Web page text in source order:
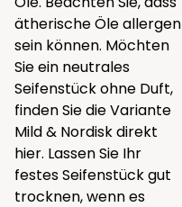
ätherische Öle allergen
sein können. Möchten
Sie ein neutrales
Seifenstück ohne Duft,
finden Sie die Variante
Mild & Nordisk direkt
hier. Lassen Sie Ihr
festes Seifenstück gut
trocknen, wenn es